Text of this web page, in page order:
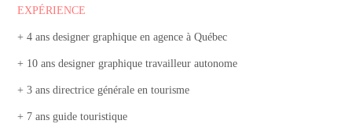
EXPÉRIENCE
+ 4 ans designer graphique en agence à Québec
+ 10 ans designer graphique travailleur autonome
+ 3 ans directrice générale en tourisme
+ 7 ans guide touristique